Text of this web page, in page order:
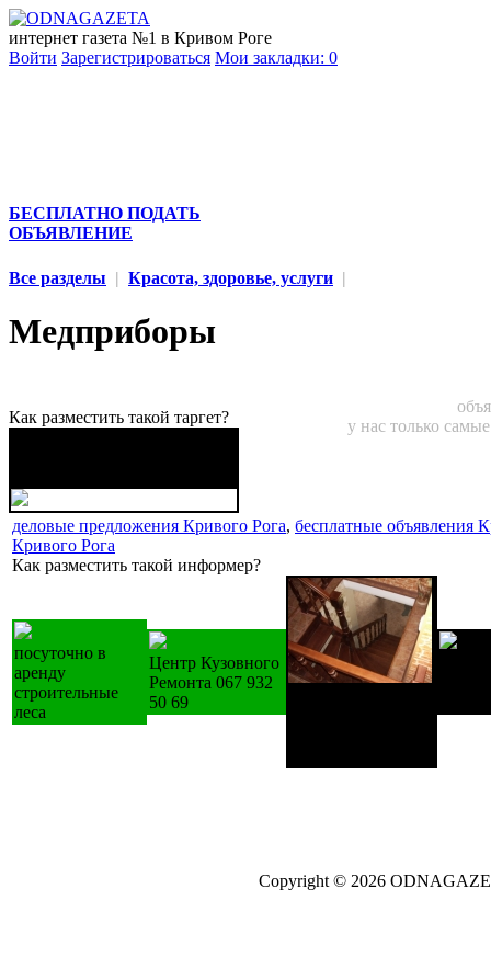
интернет газета №1 в Кривом Роге
Войти Зарегистрироваться Мои закладки: 0
БЕСПЛАТНО ПОДАТЬ
ОБЪЯВЛЕНИЕ
Все разделы | Красота, здоровье, услуги |
Медприборы
Как разместить такой таргет?
у нас только
деловые предложения Кривого Рога, бесплатные объявления
Кривого Рога
Как разместить такой информер?
посуточно в
аренду
строительные
леса
Центр Кузовного
Ремонта 067 932
50 69
Copyright © 2026